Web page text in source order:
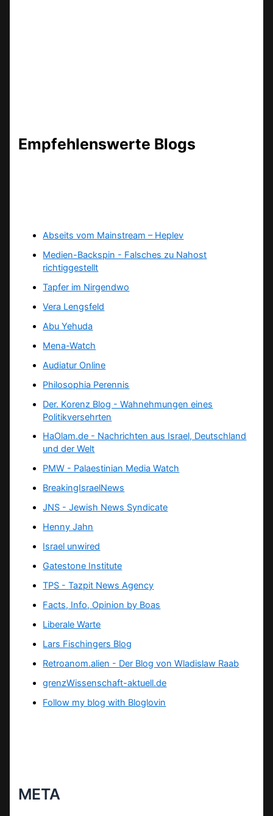
Empfehlenswerte Blogs
Abseits vom Mainstream – Heplev
Medien-Backspin - Falsches zu Nahost
richtiggestellt
Tapfer im Nirgendwo
Vera Lengsfeld
Abu Yehuda
Mena-Watch
Audiatur Online
Philosophia Perennis
Der. Korenz Blog - Wahnehmungen eines
Politikversehrten
HaOlam.de - Nachrichten aus Israel, Deutschland
und der Welt
PMW - Palaestinian Media Watch
BreakingIsraelNews
JNS - Jewish News Syndicate
Henny Jahn
Israel unwired
Gatestone Institute
TPS -Tazpit News Agency
Facts, Info, Opinion by Boas
Liberale Warte
Lars Fischingers Blog
Retroanom.alien - Der Blog von Wladislaw Raab
grenzWissenschaft-aktuell.de
Follow my blog with Bloglovin
META